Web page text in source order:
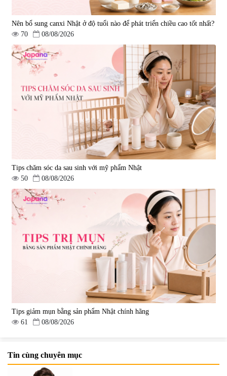
Nên bổ sung canxi Nhật ở độ tuổi nào để phát triển chiều cao tốt nhất?
70
08/08/2026
Tips chăm sóc da sau sinh với mỹ phẩm Nhật
50
08/08/2026
Tips giảm mụn bằng sản phẩm Nhật chính hãng
61
08/08/2026
Tin cùng chuyên mục